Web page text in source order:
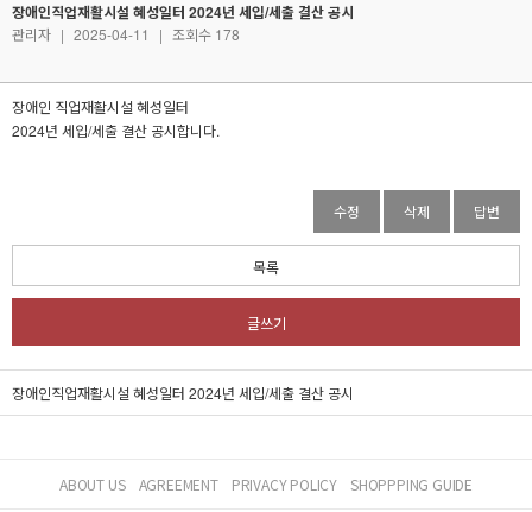
장애인직업재활시설 혜성일터 2024년 세입/세출 결산 공시
관리자 | 2025-04-11 | 조회수 178
장애인 직업재활시설 혜성일터
2024년 세입/세출 결산 공시합니다.
수정 삭제 답변
목록
글쓰기
장애인직업재활시설 혜성일터 2024년 세입/세출 결산 공시
ABOUT US AGREEMENT PRIVACY POLICY SHOPPPING GUIDE